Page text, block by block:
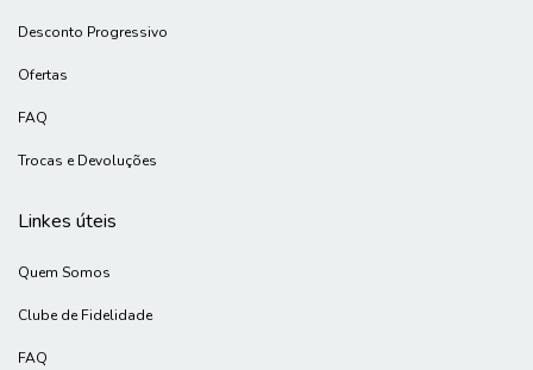
Desconto Progressivo
Ofertas
FAQ
Trocas e Devoluções
Linkes úteis
Quem Somos
Clube de Fidelidade
FAQ